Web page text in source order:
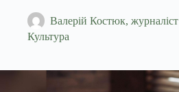
Валерій Костюк, журналіст
Культура